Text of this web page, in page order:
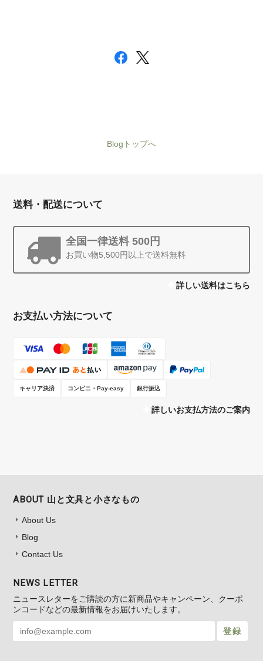
Blogトップへ
送料・配送について
全国一律送料 500円
お買い物5,500円以上で送料無料
詳しい送料はこちら
お支払い方法について
キャリア決済 コンビニ・Pay-easy 銀行振込
詳しいお支払方法のご案内
ABOUT 山と文具と小さなもの
About Us
Blog
Contact Us
NEWS LETTER
ニュースレターをご購読の方に新商品やキャンペーン、クーポ
ンコードなどの最新情報をお届けいたします。
登録